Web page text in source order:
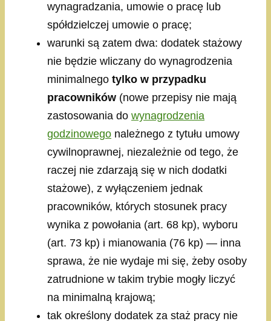
wynagradzania, umowie o pracę lub
spółdzielczej umowie o pracę;
warunki są zatem dwa: dodatek stażowy
nie będzie wliczany do wynagrodzenia
minimalnego tylko w przypadku
pracowników (nowe przepisy nie mają
zastosowania do wynagrodzenia
godzinowego należnego z tytułu umowy
cywilnoprawnej, niezależnie od tego, że
raczej nie zdarzają się w nich dodatki
stażowe), z wyłączeniem jednak
pracowników, których stosunek pracy
wynika z powołania (art. 68 kp), wyboru
(art. 73 kp) i mianowania (76 kp) — inna
sprawa, że nie wydaje mi się, żeby osoby
zatrudnione w takim trybie mogły liczyć
na minimalną krajową;
tak określony dodatek za staż pracy nie